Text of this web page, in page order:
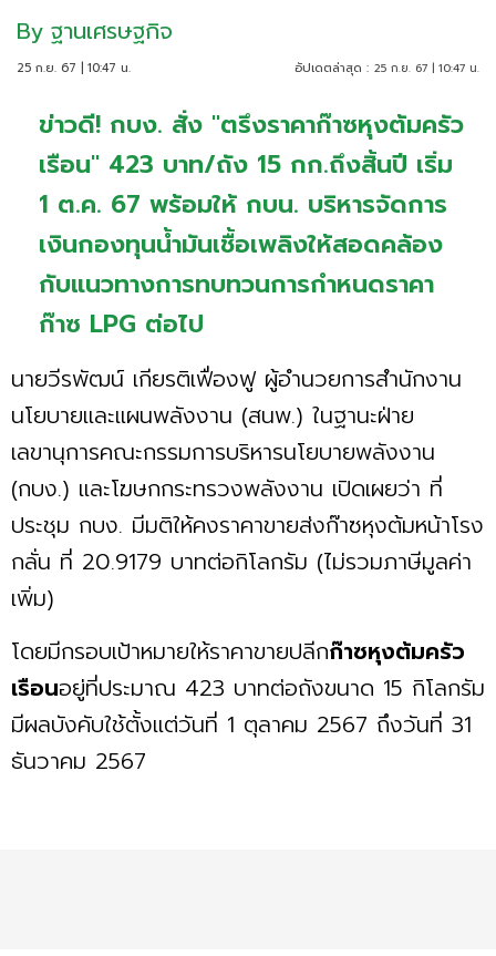
By ฐานเศรษฐกิจ
25 ก.ย. 67 | 10:47 น. อัปเดตล่าสุด : 25 ก.ย. 67 | 10:47 น.
ข่าวดี! กบง. สั่ง "ตรึงราคาก๊าซหุงต้มครัว
เรือน" 423 บาท/ถัง 15 กก.ถึงสิ้นปี เริ่ม
1 ต.ค. 67 พร้อมให้ กบน. บริหารจัดการ
เงินกองทุนน้ำมันเชื้อเพลิงให้สอดคล้อง
กับแนวทางการทบทวนการกำหนดราคา
ก๊าซ LPG ต่อไป
นายวีรพัฒน์ เกียรติเฟื่องฟู ผู้อำนวยการสำนักงาน
นโยบายและแผนพลังงาน (สนพ.) ในฐานะฝ่าย
เลขานุการคณะกรรมการบริหารนโยบายพลังงาน
(กบง.) และโฆษกกระทรวงพลังงาน เปิดเผยว่า ที่
ประชุม กบง. มีมติให้คงราคาขายส่งก๊าซหุงต้มหน้าโรง
กลั่น ที่ 20.9179 บาทต่อกิโลกรัม (ไม่รวมภาษีมูลค่า
เพิ่ม)
โดยมีกรอบเป้าหมายให้ราคาขายปลีกก๊าซหุงต้มครัว
เรือนอยู่ที่ประมาณ 423 บาทต่อถังขนาด 15 กิโลกรัม
มีผลบังคับใช้ตั้งแต่วันที่ 1 ตุลาคม 2567 ถึงวันที่ 31
ธันวาคม 2567